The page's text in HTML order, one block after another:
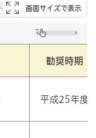
画面サイズで表示
勧奨時期
平成25年度